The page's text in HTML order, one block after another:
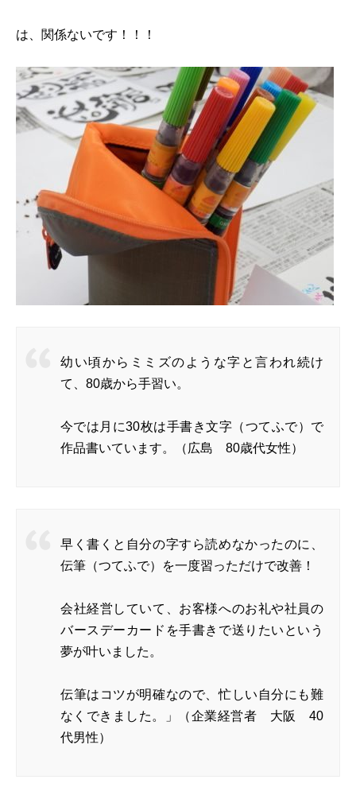
は、関係ないです！！！
幼い頃からミミズのような字と言われ続け
て、80歳から手習い。
今では月に30枚は手書き文字（つてふで）で
作品書いています。（広島 80歳代女性）
早く書くと自分の字すら読めなかったのに、
伝筆（つてふで）を一度習っただけで改善！
会社経営していて、お客様へのお礼や社員の
バースデーカードを手書きで送りたいという
夢が叶いました。
伝筆はコツが明確なので、忙しい自分にも難
なくできました。」（企業経営者 大阪 40
代男性）